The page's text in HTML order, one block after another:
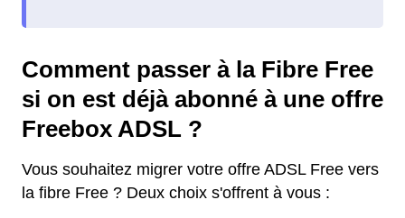
Comment passer à la Fibre Free
si on est déjà abonné à une offre
Freebox ADSL ?
Vous souhaitez migrer votre offre ADSL Free vers
la fibre Free ? Deux choix s'offrent à vous :